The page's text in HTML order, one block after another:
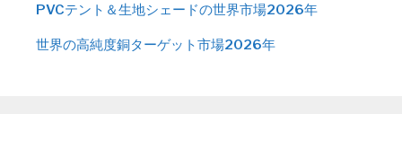
PVCテント＆生地シェードの世界市場2026年
世界の高純度銅ターゲット市場2026年